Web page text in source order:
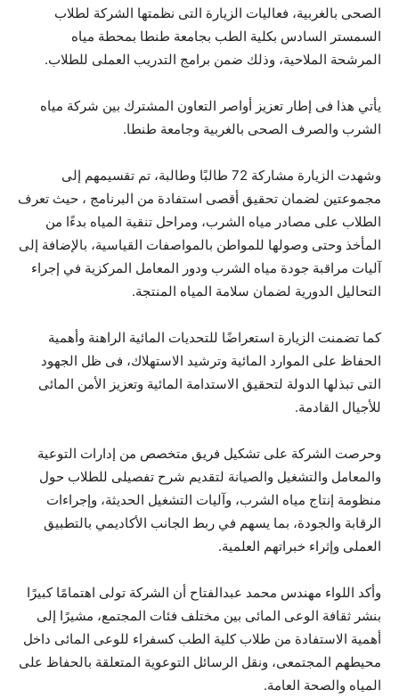
الصحى بالغربية، فعاليات الزيارة التى نظمتها الشركة لطلاب
السمستر السادس بكلية الطب بجامعة طنطا بمحطة مياه
المرشحة الملاحية، وذلك ضمن برامج التدريب العملى للطلاب.
يأتي هذا فى إطار تعزيز أواصر التعاون المشترك بين شركة مياه
الشرب والصرف الصحى بالغربية وجامعة طنطا.
وشهدت الزيارة مشاركة 72 طالبًا وطالبة، تم تقسيمهم إلى
مجموعتين لضمان تحقيق أقصى استفادة من البرنامج ، حيث تعرف
الطلاب على مصادر مياه الشرب، ومراحل تنقية المياه بدءًا من
المأخذ وحتى وصولها للمواطن بالمواصفات القياسية، بالإضافة إلى
آليات مراقبة جودة مياه الشرب ودور المعامل المركزية في إجراء
التحاليل الدورية لضمان سلامة المياه المنتجة.
كما تضمنت الزيارة استعراضًا للتحديات المائية الراهنة وأهمية
الحفاظ على الموارد المائية وترشيد الاستهلاك، فى ظل الجهود
التى تبذلها الدولة لتحقيق الاستدامة المائية وتعزيز الأمن المائى
للأجيال القادمة.
وحرصت الشركة على تشكيل فريق متخصص من إدارات التوعية
والمعامل والتشغيل والصيانة لتقديم شرح تفصيلى للطلاب حول
منظومة إنتاج مياه الشرب، وآليات التشغيل الحديثة، وإجراءات
الرقابة والجودة، بما يسهم في ربط الجانب الأكاديمي بالتطبيق
العملى وإثراء خبراتهم العلمية.
وأكد اللواء مهندس محمد عبدالفتاح أن الشركة تولى اهتمامًا كبيرًا
بنشر ثقافة الوعى المائى بين مختلف فئات المجتمع، مشيرًا إلى
أهمية الاستفادة من طلاب كلية الطب كسفراء للوعى المائى داخل
محيطهم المجتمعى، ونقل الرسائل التوعوية المتعلقة بالحفاظ على
المياه والصحة العامة.